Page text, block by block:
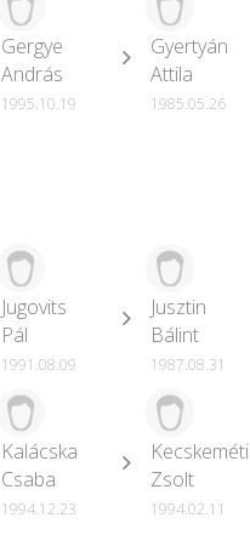
Gergye
András
1995.10.19
Gyertyán
Attila
1985.05.26
Jugovits
Pál
1991.08.09
Jusztin
Bálint
1987.08.31
Kalácska
Csaba
1994.12.23
Kecskeméti
Zsolt
1994.02.11